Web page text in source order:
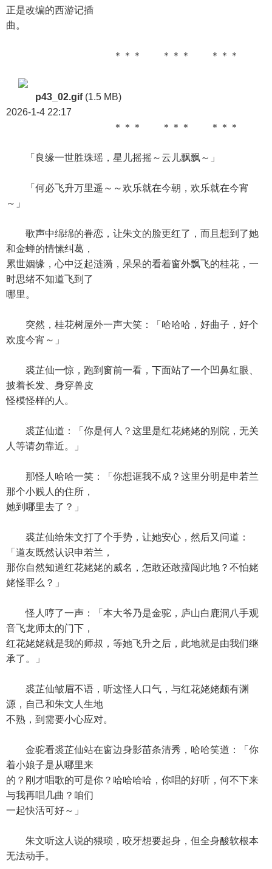
正是改编的西游记插
曲。
＊＊＊ ＊＊＊ ＊＊＊
p43_02.gif(1.5 MB)
2026-1-4 22:17
＊＊＊ ＊＊＊ ＊＊＊
「良缘一世胜珠瑶，星儿摇摇～云儿飘飘～」
「何必飞升万里遥～～欢乐就在今朝，欢乐就在今宵
～」
歌声中绵绵的眷恋，让朱文的脸更红了，而且想到了她
和金蝉的情愫纠葛，
累世姻缘，心中泛起涟漪，呆呆的看着窗外飘飞的桂花，一
时思绪不知道飞到了
哪里。
突然，桂花树屋外一声大笑：「哈哈哈，好曲子，好个
欢度今宵～」
裘芷仙一惊，跑到窗前一看，下面站了一个凹鼻红眼、
披着长发、身穿兽皮
怪模怪样的人。
裘芷仙道：「你是何人？这里是红花姥姥的别院，无关
人等请勿靠近。」
那怪人哈哈一笑：「你想诓我不成？这里分明是申若兰
那个小贱人的住所，
她到哪里去了？」
裘芷仙给朱文打了个手势，让她安心，然后又问道：
「道友既然认识申若兰，
那你自然知道红花姥姥的威名，怎敢还敢擅闯此地？不怕姥
姥怪罪么？」
怪人哼了一声：「本大爷乃是金驼，庐山白鹿洞八手观
音飞龙师太的门下，
红花姥姥就是我的师叔，等她飞升之后，此地就是由我们继
承了。」
裘芷仙皱眉不语，听这怪人口气，与红花姥姥颇有渊
源，自己和朱文人生地
不熟，到需要小心应对。
金驼看裘芷仙站在窗边身影苗条清秀，哈哈笑道：「你
着小娘子是从哪里来
的？刚才唱歌的可是你？哈哈哈哈，你唱的好听，何不下来
与我再唱几曲？咱们
一起快活可好～」
朱文听这人说的猥琐，咬牙想要起身，但全身酸软根本
无法动手。